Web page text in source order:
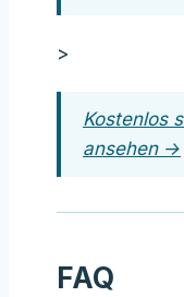
>
Kostenlos
ansehen →
FAQ